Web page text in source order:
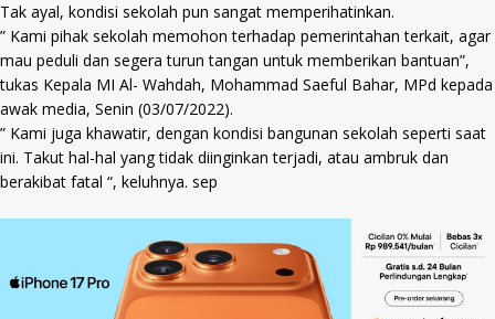
Tak ayal, kondisi sekolah pun sangat memperihatinkan.
” Kami pihak sekolah memohon terhadap pemerintahan terkait, agar
mau peduli dan segera turun tangan untuk memberikan bantuan”,
tukas Kepala MI Al- Wahdah, Mohammad Saeful Bahar, MPd kepada
awak media, Senin (03/07/2022).
” Kami juga khawatir, dengan kondisi bangunan sekolah seperti saat
ini. Takut hal-hal yang tidak diinginkan terjadi, atau ambruk dan
berakibat fatal “, keluhnya. sep